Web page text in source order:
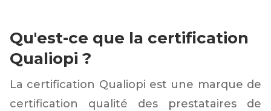
Qu'est-ce que la certification
Qualiopi ?
La certification Qualiopi est une marque de
certification qualité des prestataires de